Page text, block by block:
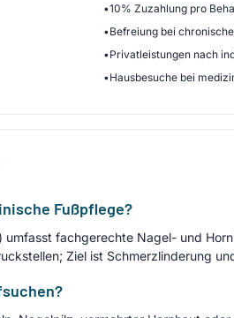
•10% Zuzahlung pro
•Befreiung bei
•Privatleistungen nach
•Hausbesuche bei
Fußpflege?
fachgerechte Nagel- und
Ziel ist Schmerzlinderung